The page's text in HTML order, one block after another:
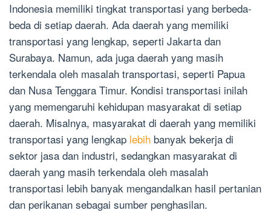
Indonesia memiliki tingkat transportasi yang berbeda-
beda di setiap daerah. Ada daerah yang memiliki
transportasi yang lengkap, seperti Jakarta dan
Surabaya. Namun, ada juga daerah yang masih
terkendala oleh masalah transportasi, seperti Papua
dan Nusa Tenggara Timur. Kondisi transportasi inilah
yang memengaruhi kehidupan masyarakat di setiap
daerah. Misalnya, masyarakat di daerah yang memiliki
transportasi yang lengkap lebih banyak bekerja di
sektor jasa dan industri, sedangkan masyarakat di
daerah yang masih terkendala oleh masalah
transportasi lebih banyak mengandalkan hasil pertanian
dan perikanan sebagai sumber penghasilan.